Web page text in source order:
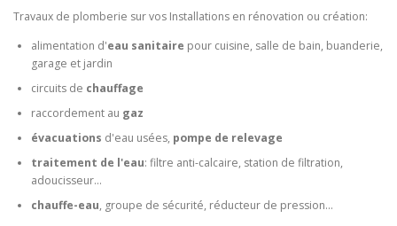
Travaux de plomberie sur vos Installations en rénovation ou création:
alimentation d'eau sanitaire pour cuisine, salle de bain, buanderie,
garage et jardin
circuits de chauffage
raccordement au gaz
évacuations d'eau usées, pompe de relevage
traitement de l'eau: filtre anti-calcaire, station de filtration,
adoucisseur...
chauffe-eau, groupe de sécurité, réducteur de pression...